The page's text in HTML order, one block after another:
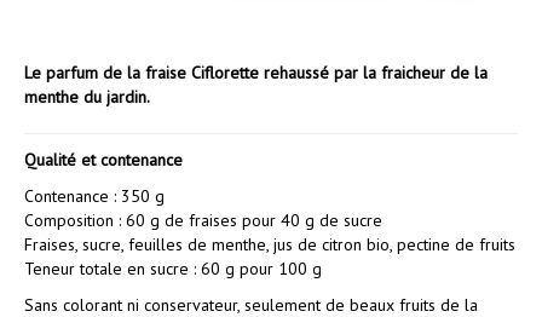
Le parfum de la fraise Ciflorette rehaussé par la fraicheur de la
menthe du jardin.
Qualité et contenance
Contenance : 350 g
Composition : 60 g de fraises pour 40 g de sucre
Fraises, sucre, feuilles de menthe, jus de citron bio, pectine de fruits
Teneur totale en sucre : 60 g pour 100 g
Sans colorant ni conservateur, seulement de beaux fruits de la